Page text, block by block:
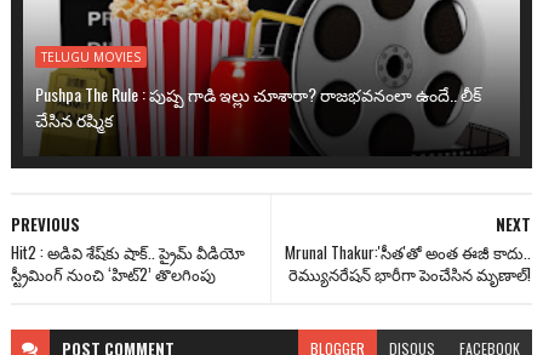
TELUGU MOVIES
Pushpa The Rule : పుష్ప గాడి ఇల్లు చూశారా? రాజభవనంలా ఉందే.. లీక్
చేసిన రష్మిక
NEXT
Mrunal Thakur:'సీత'తో అంత ఈజీ కాదు..
రెమ్యునరేషన్ భారీగా పెంచేసిన మృణాల్!
PREVIOUS
Hit2 : అడివి శేష్‌కు షాక్.. ప్రైమ్ వీడియో
స్ట్రీమింగ్ నుంచి ‘హిట్2’ తొలగింపు
POST COMMENT BLOGGER DISQUS FACEBOOK